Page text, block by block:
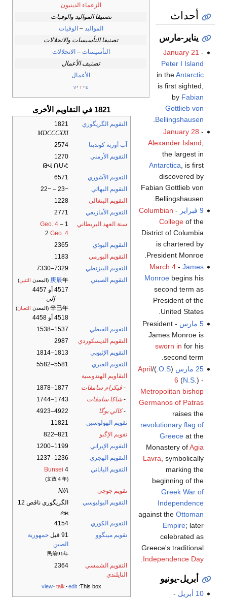
الزعماء الدينيون
تصنيفا المواليد والوفيات
المواليد –الوفيات
تصنيفا التأسيسات والانحلالات
التأسيسات –الانحلالات
تصنيف الأعمال
الأعمال
v t e
1821 في التقاويم الأخرى
التقويم الگريگوري
1821
MDCCCXXI
آب أوربه كونديتا
2574
التقويم الأرمني
1270
ԹՎ ՌՄՀ
التقويم الآشوري
6571
التقويم البهائي
−23 – −22
التقويم البنغالي
1228
التقويم الأمازيغي
2771
سنة العهد البريطاني
1
Geo. 4 –
2 Geo. 4
التقويم البوذي
2365
التقويم البورمي
1183
التقويم البيزنطي
7329–7330
التقويم الصيني
庚辰年 (المعدن التنين)
4517 أو 4457
— إلى —
辛巳年 (المعدن الثعبان)
4518 أو 4458
التقويم القبطي
1537–1538
التقويم الديسكوردي
2987
التقويم الإثيوپي
1813–1814
التقويم العبري
5581–5582
التقاويم الهندوسية
- ڤيكرام سامڤات
1877–1878
-شاكا سامڤات
1743–1744
-كالي يوگا
4922–4923
تقويم الهولوسين
11821
تقويم الإگبو
821–822
التقويم الإيراني
1199–1200
التقويم الهجري
1236–1237
التقويم الياباني
Bunsei 4
(文政４年)
تقويم جوچى
N/A
التقويم اليوليوسي
الگريگوري ناقص 12
يوم
التقويم الكوري
4154
تقويم مينگوو
91 قبل
جمهورية
الصين
民前91年
التقويم الشمسي
التايلندي
2364
This box:
view talk edit
أحداث
يناير-مارس
January 21 -
Peter I Island
in theAntarctic
is first sighted,
by Fabian
Gottlieb von
Bellingshausen
January 28 -
Alexander Island
the largest in
Antarctica , is first
discovered by
Fabian Gottlieb von
Bellingshausen.
9 فبراير
-
Columbian
Collegeof the
District of Columbia
is chartered by
President Monroe.
March 4- James
Monroebegins his
second term as
President of the
United States.
5 مارس
- President
James Monroe is
sworn in for his
second term.
25 مارس
(
O.S.
)/
April
6 (N.S. ) -
Metropolitan bishop
Germanos of Patras
raises the
revolutionary flag of
Greeceat the
Monastery ofAgia
Lavra , symbolically
marking the
beginning of the
Greek War of
Independence
against the Ottoman
Empire; later
celebrated as
Greece's traditional
Independence Day
أبريل-يونيو
10 أبريل
-